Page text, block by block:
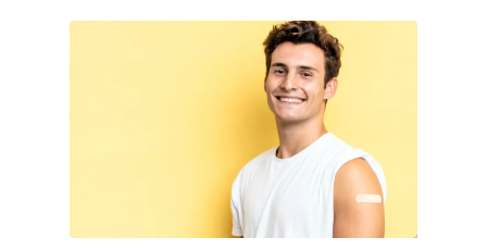
¿Sabías
Infantil
I Jornada Gallega De
Dermofarmacia
Problemas
Salud